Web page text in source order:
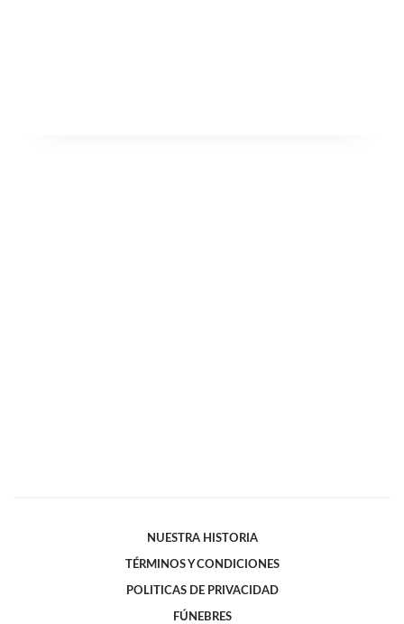
NUESTRA HISTORIA
TÉRMINOS Y CONDICIONES
POLITICAS DE PRIVACIDAD
FÚNEBRES